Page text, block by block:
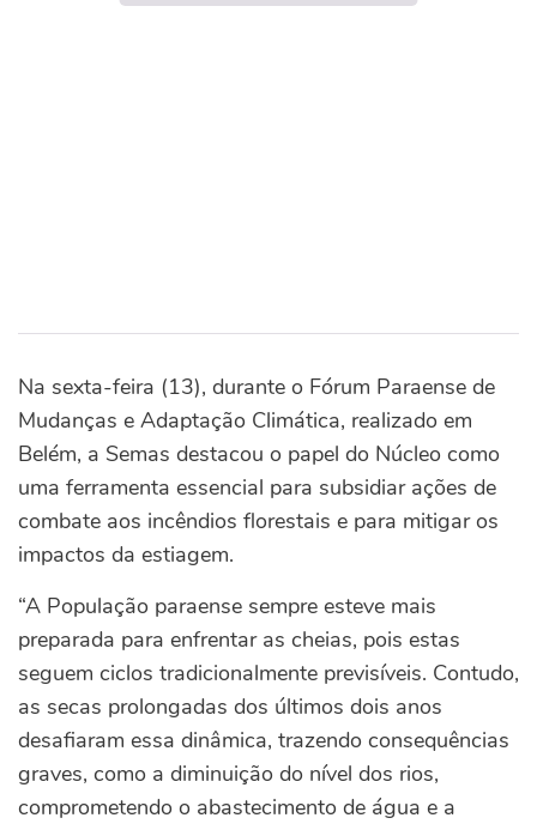
Na sexta-feira (13), durante o Fórum Paraense de
Mudanças e Adaptação Climática, realizado em
Belém, a Semas destacou o papel do Núcleo como
uma ferramenta essencial para subsidiar ações de
combate aos incêndios florestais e para mitigar os
impactos da estiagem.
“A População paraense sempre esteve mais
preparada para enfrentar as cheias, pois estas
seguem ciclos tradicionalmente previsíveis. Contudo,
as secas prolongadas dos últimos dois anos
desafiaram essa dinâmica, trazendo consequências
graves, como a diminuição do nível dos rios,
comprometendo o abastecimento de água e a